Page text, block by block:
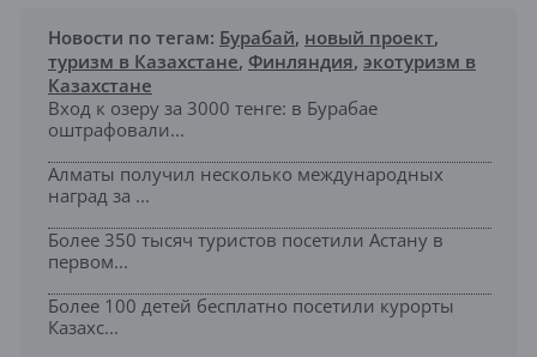
Новости по тегам: Бурабай, новый проект,
туризм в Казахстане, Финляндия, экотуризм в
Казахстане
Вход к озеру за 3000 тенге: в Бурабае
оштрафовали...
Алматы получил несколько международных
наград за ...
Более 350 тысяч туристов посетили Астану в
первом...
Более 100 детей бесплатно посетили курорты
Казахс...